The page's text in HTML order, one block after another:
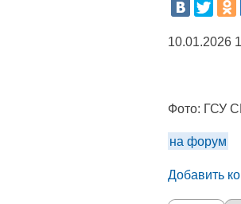
10.01.2026
Фото: ГСУ
на форум
Добавить